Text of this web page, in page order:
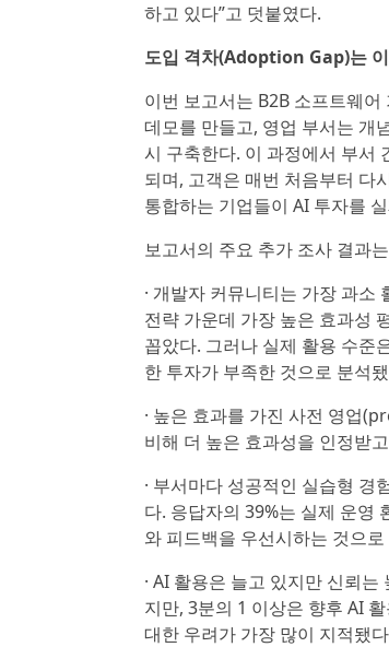
하고 있다”고 덧붙였다.
도입 격차(Adoption Gap)는
이번 보고서는 B2B 소프트웨
데모를 만들고, 영업 부서는 개
시 구축한다. 이 과정에서 부서
되며, 고객은 매번 처음부터 다
통합하는 기업들이 AI 투자를
보고서의 주요 추가 조사 결과
· 개발자 커뮤니티는 가장 과
전략 가운데 가장 높은 효과성
꼽았다. 그러나 실제 활용 수준
한 투자가 부족한 것으로 분석
· 높은 효과를 가진 사전 영업
비해 더 높은 효과성을 인정받
· 부서마다 성공적인 실습형
다. 응답자의 39%는 실제 운영
와 피드백을 우선시하는 것으
· AI 활용은 늘고 있지만 신뢰
지만, 3분의 1 이상은 향후 AI
대한 우려가 가장 많이 지적됐